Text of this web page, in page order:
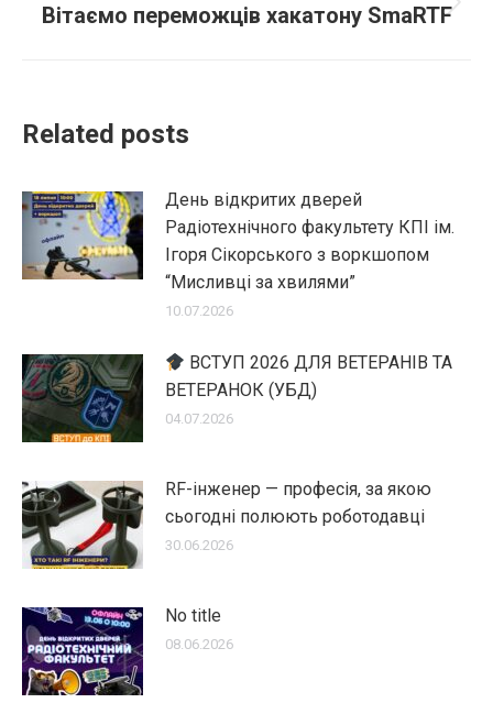
Next
Вітаємо переможців хакатону SmaRTF
Related posts
День відкритих дверей
Радіотехнічного факультету КПІ ім.
Ігоря Сікорського з воркшопом
“Мисливці за хвилями”
10.07.2026
ВСТУП 2026 ДЛЯ ВЕТЕРАНІВ ТА
ВЕТЕРАНОК (УБД)
04.07.2026
RF-інженер — професія, за якою
сьогодні полюють роботодавці
30.06.2026
No title
08.06.2026